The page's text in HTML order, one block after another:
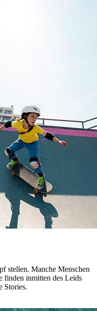
stellen. Manche Menschen
finden inmitten des Leids
Stories.